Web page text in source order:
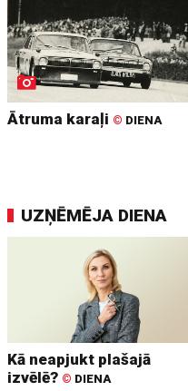
Ātruma karaļi © DIENA
UZŅĒMĒJA DIENA
Kā neapjukt plašajā
izvēlē? © DIENA